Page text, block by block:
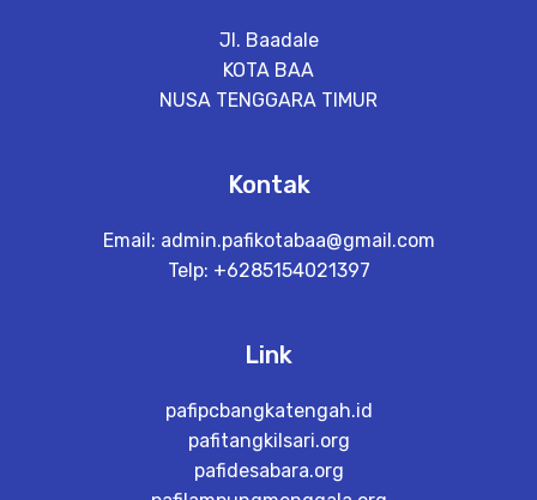
Jl. Baadale
KOTA BAA
NUSA TENGGARA TIMUR
Kontak
Email: admin.pafikotabaa@gmail.com
Telp: +6285154021397
Link
pafipcbangkatengah.id
pafitangkilsari.org
pafidesabara.org